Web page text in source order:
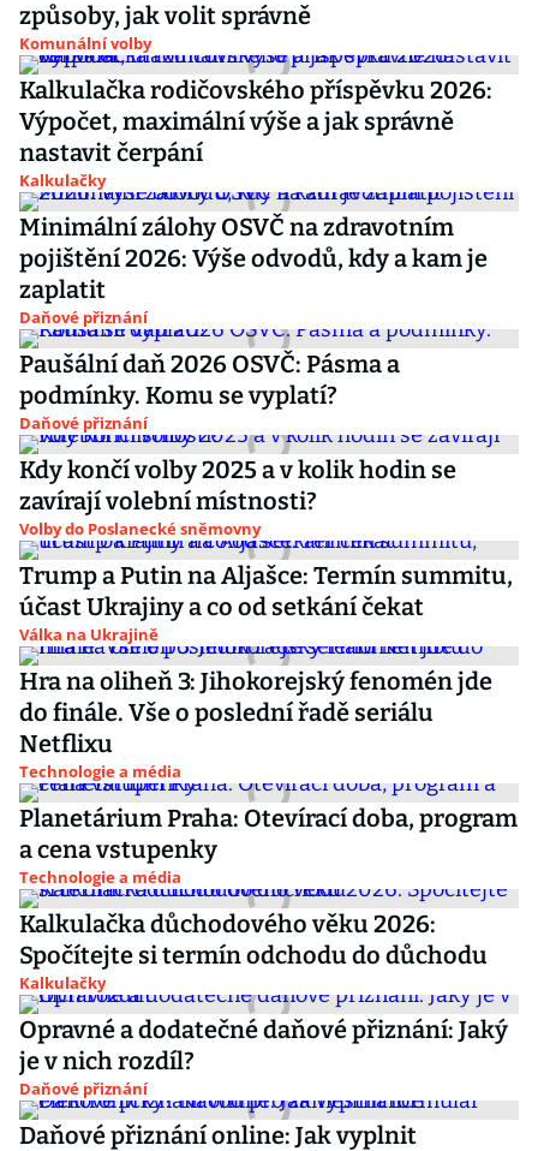
způsoby, jak volit správně
Komunální volby
Kalkulačka rodičovského příspěvku 2026:
Výpočet, maximální výše a jak správně
nastavit čerpání
Kalkulačky
Minimální zálohy OSVČ na zdravotním
pojištění 2026: Výše odvodů, kdy a kam je
zaplatit
Daňové přiznání
Paušální daň 2026 OSVČ: Pásma a
podmínky. Komu se vyplatí?
Daňové přiznání
Kdy končí volby 2025 a v kolik hodin se
zavírají volební místnosti?
Volby do Poslanecké sněmovny
Trump a Putin na Aljašce: Termín summitu,
účast Ukrajiny a co od setkání čekat
Válka na Ukrajině
Hra na oliheň 3: Jihokorejský fenomén jde
do finále. Vše o poslední řadě seriálu
Netflixu
Technologie a média
Planetárium Praha: Otevírací doba, program
a cena vstupenky
Technologie a média
Kalkulačka důchodového věku 2026:
Spočítejte si termín odchodu do důchodu
Kalkulačky
Opravné a dodatečné daňové přiznání: Jaký
je v nich rozdíl?
Daňové přiznání
Daňové přiznání online: Jak vyplnit